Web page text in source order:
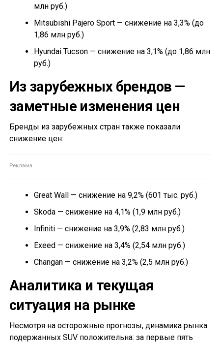
млн руб.)
Mitsubishi Pajero Sport — снижение на 3,3% (до
1,86 млн руб.)
Hyundai Tucson — снижение на 3,1% (до 1,86 млн
руб.)
Из зарубежных брендов —
заметные изменения цен
Бренды из зарубежных стран также показали
снижение цен:
Great Wall — снижение на 9,2% (601 тыс. руб.)
Skoda — снижение на 4,1% (1,9 млн руб.)
Infiniti — снижение на 3,9% (2,83 млн руб.)
Exeed — снижение на 3,4% (2,54 млн руб.)
Changan — снижение на 3,2% (2,5 млн руб.)
Аналитика и текущая
ситуация на рынке
Несмотря на осторожные прогнозы, динамика рынка
подержанных SUV положительна: за первые пять